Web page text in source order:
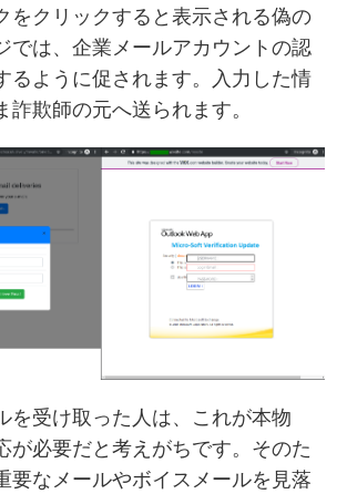
をクリックすると表示される偽の
では、企業メールアカウントの認
るように促されます。入力した情
詐欺師の元へ送られます。
を受け取った人は、これが本物
が必要だと考えがちです。そのた
要なメールやボイスメールを見落